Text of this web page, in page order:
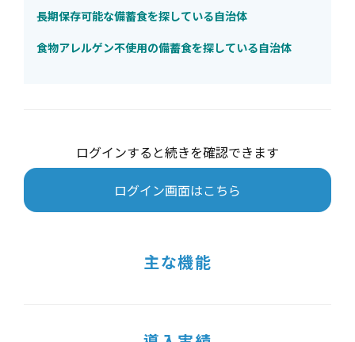
長期保存可能な備蓄食を探している自治体
食物アレルゲン不使用の備蓄食を探している自治体
ログインすると続きを確認できます
ログイン画面はこちら
主な機能